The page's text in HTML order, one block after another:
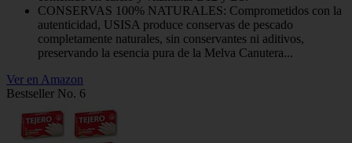
CONSERVAS 100% NATURALES: Comprometidos con la
autenticidad, USISA produce conservas de pescado
completamente naturales, sin conservantes ni aditivos,
preservando la esencia pura de la Melva Canutera...
Ver en Amazon
Bestseller No. 6